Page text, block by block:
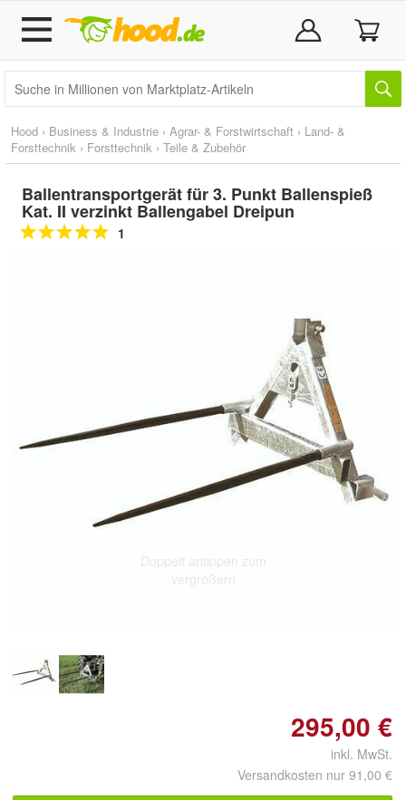
Hood › Business & Industrie › Agrar- & Forstwirtschaft › Land- &
Forsttechnik › Forsttechnik › Teile & Zubehör
Ballentransportgerät für 3. Punkt Ballenspieß
Kat. II verzinkt Ballengabel Dreipun
1
Doppelt antippen zum
vergrößern
295,00 €
inkl. MwSt.
Versandkosten nur 91,00 €